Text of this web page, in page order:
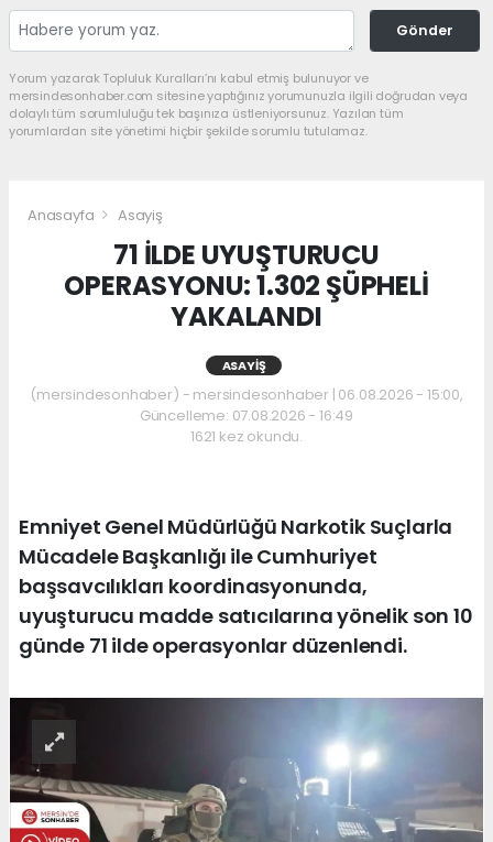
Gönder
Yorum yazarak Topluluk Kuralları’nı kabul etmiş bulunuyor ve
mersindesonhaber.com sitesine yaptığınız yorumunuzla ilgili doğrudan veya
dolaylı tüm sorumluluğu tek başınıza üstleniyorsunuz. Yazılan tüm
yorumlardan site yönetimi hiçbir şekilde sorumlu tutulamaz.
Anasayfa Asayiş
71 İLDE UYUŞTURUCU
OPERASYONU: 1.302 ŞÜPHELİ
YAKALANDI
ASAYIŞ
(mersindesonhaber) - mersindesonhaber | 06.08.2026 - 15:00,
Güncelleme: 07.08.2026 - 16:49
1621 kez okundu.
Emniyet Genel Müdürlüğü Narkotik Suçlarla
Mücadele Başkanlığı ile Cumhuriyet
başsavcılıkları koordinasyonunda,
uyuşturucu madde satıcılarına yönelik son 10
günde 71 ilde operasyonlar düzenlendi.